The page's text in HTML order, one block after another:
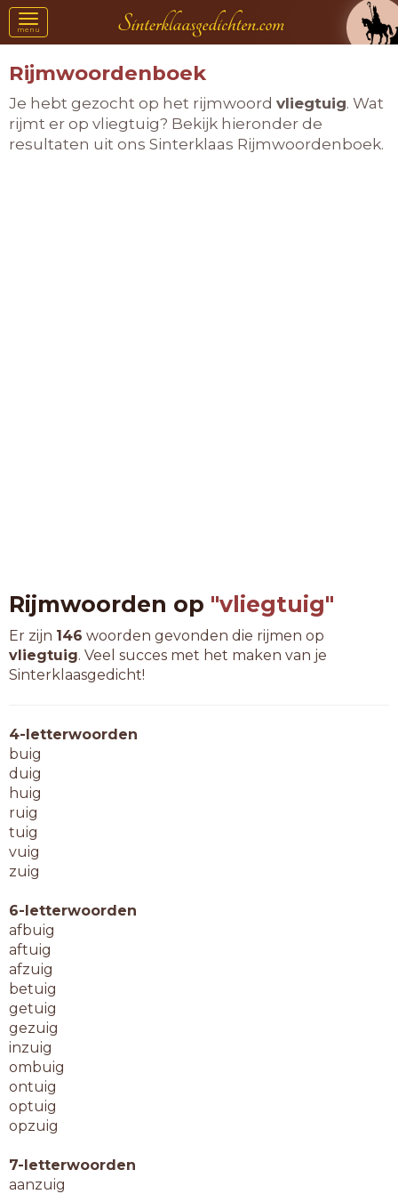
Toggle
navigation
menu
Rijmwoordenboek
Je hebt gezocht op het rijmwoord vliegtuig. Wat
rijmt er op vliegtuig? Bekijk hieronder de
resultaten uit ons Sinterklaas Rijmwoordenboek.
Rijmwoorden op "vliegtuig"
Er zijn 146 woorden gevonden die rijmen op
vliegtuig. Veel succes met het maken van je
Sinterklaasgedicht!
4-letterwoorden
buig
duig
huig
ruig
tuig
vuig
zuig
6-letterwoorden
afbuig
aftuig
afzuig
betuig
getuig
gezuig
inzuig
ombuig
ontuig
optuig
opzuig
7-letterwoorden
aanzuig